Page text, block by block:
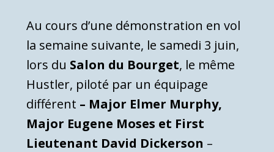
Au cours d’une démonstration en vol
la semaine suivante, le samedi 3 juin,
lors du Salon du Bourget, le même
Hustler, piloté par un équipage
différent – Major Elmer Murphy,
Major Eugene Moses et First
Lieutenant David Dickerson –